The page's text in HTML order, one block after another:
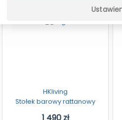
HKliving
Stołek barowy rattanowy